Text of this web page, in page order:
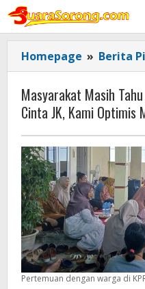
Lewati
konten
Homepage » Berita
Masyarakat Masih
Cinta JK, Kami Optimis
Pertemuan dengan warga di